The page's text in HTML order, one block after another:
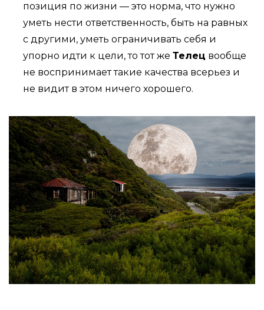
позиция по жизни — это норма, что нужно
уметь нести ответственность, быть на равных
с другими, уметь ограничивать себя и
упорно идти к цели, то тот же Телец вообще
не воспринимает такие качества всерьез и
не видит в этом ничего хорошего.